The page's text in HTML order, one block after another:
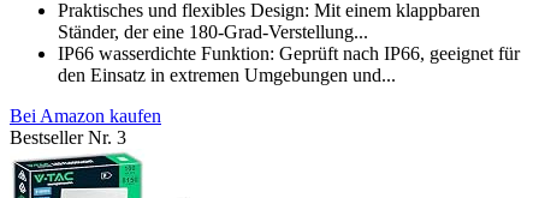
Praktisches und flexibles Design: Mit einem klappbaren
Ständer, der eine 180-Grad-Verstellung...
IP66 wasserdichte Funktion: Geprüft nach IP66, geeignet für
den Einsatz in extremen Umgebungen und...
Bei Amazon kaufen
Bestseller Nr. 3